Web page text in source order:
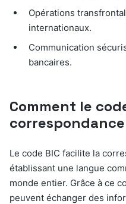
Opérations
internationaux.
Communication
bancaires.
Comment le
Le code BIC facilite la
établissant une langue
monde entier. Grâce à ce
peuvent échanger des